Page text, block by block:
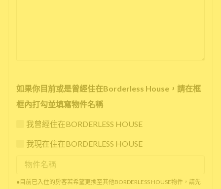
如果你目前或是曾經住在Borderless House，請在框
框內打勾並填寫物件名稱
我曾經住在BORDERLESS HOUSE
我現在住在BORDERLESS HOUSE
●目前已入住的房客若希望更換至其他BORDERLESS HOUSE物件，請先